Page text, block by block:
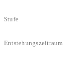
Stufe
Entstehungszeitraum